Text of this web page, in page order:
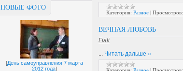
НОВЫЕ ФОТО
[День самоуправления 7 марта
2012 года]
Категория: Разное | Просмотров:
ВЕЧНАЯ ЛЮБОВЬ
Fiali
Читать дальше »
Категория: Разное | Просмотров: